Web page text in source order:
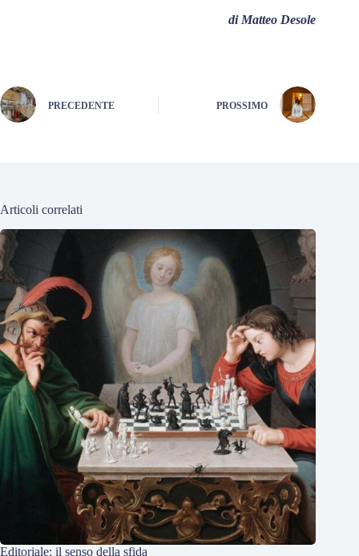
di Matteo Desole
PRECEDENTE PROSSIMO
Articoli correlati
Editoriale: il senso della sfida